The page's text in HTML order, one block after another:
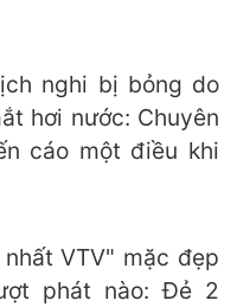
nghi bị bỏng do
hơi nước: Chuyên
cáo một điều khi
VTV" mặc đẹp
phát nào: Đẻ 2